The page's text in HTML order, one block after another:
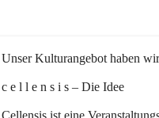
Unser Kulturangebot haben
c e l l e n s i s – Die Idee
Cellensis ist eine